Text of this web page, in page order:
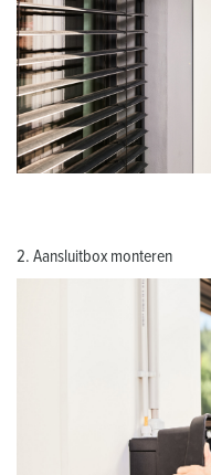
2. Aansluitbox monteren